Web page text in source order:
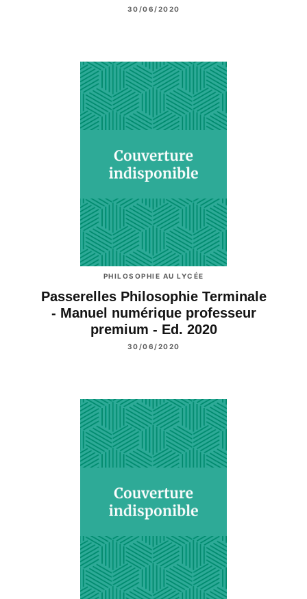
30/06/2020
PHILOSOPHIE AU LYCÉE
Passerelles Philosophie Terminale
- Manuel numérique professeur
premium - Ed. 2020
30/06/2020